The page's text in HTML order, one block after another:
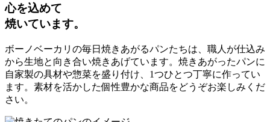
心を込めて
焼いています。
ボーノベーカリの毎日焼きあがるパンたちは、職人が仕込み
から生地と向き合い焼きあげています。焼きあがったパンに
自家製の具材や惣菜を盛り付け、1つひとつ丁寧に作ってい
ます。素材を活かした個性豊かな商品をどうぞお楽しみくだ
さい。